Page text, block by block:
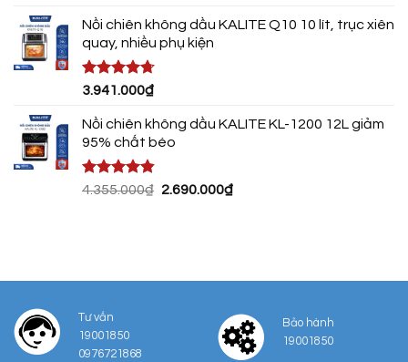
5 sao
Nồi chiên không dầu KALITE Q10 10 lít, trục xiên
quay, nhiều phụ kiện
Được xếp
5 sao
3.941.000₫
Nồi chiên không dầu KALITE KL-1200 12L giảm
95% chất béo
Được xếp
4.355.000₫ Giá
2.690.000₫Giá
Tư vấn
19001850
0976721868
Bảo hành
19001850